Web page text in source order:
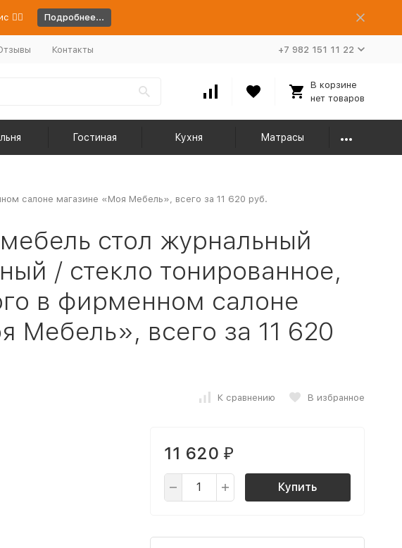
👉🏻 Подробнее...
Контакты +7 982 151 11 22
В корзине
нет товаров
Гостиная Кухня Матрасы
салоне магазине «Моя Мебель», всего за 11 620 руб.
стол журнальный
/ стекло тонированное,
в фирменном салоне
Мебель», всего за 11 620
К сравнению В избранное
11 620 ₽
Купить